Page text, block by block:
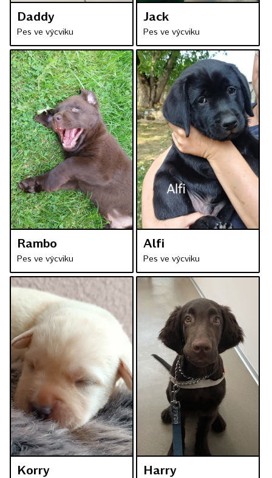
Daddy
Pes ve výcviku
Jack
Pes ve výcviku
Rambo
Pes ve výcviku
Alfi
Pes ve výcviku
Korry Harry